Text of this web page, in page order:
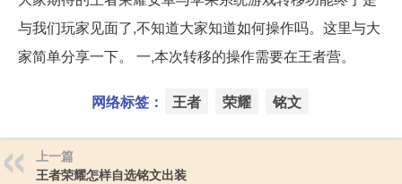
与我们玩家见面了,不知道大家知道如何操作吗。这里与大
家简单分享一下。 一,本次转移的操作需要在王者营。
网络标签： 王者 荣耀 铭文
上一篇
王者荣耀怎样自选铭文出装